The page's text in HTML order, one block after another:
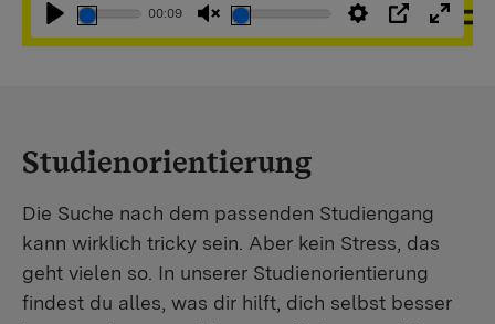
Abspielen
00:09
StummschaltungEinstellungen
PIP
Studienorientierung
Die Suche nach dem passenden Studiengang
kann wirklich tricky sein. Aber kein Stress, das
geht vielen so. In unserer Studienorientierung
findest du alles, was dir hilft, dich selbst besser